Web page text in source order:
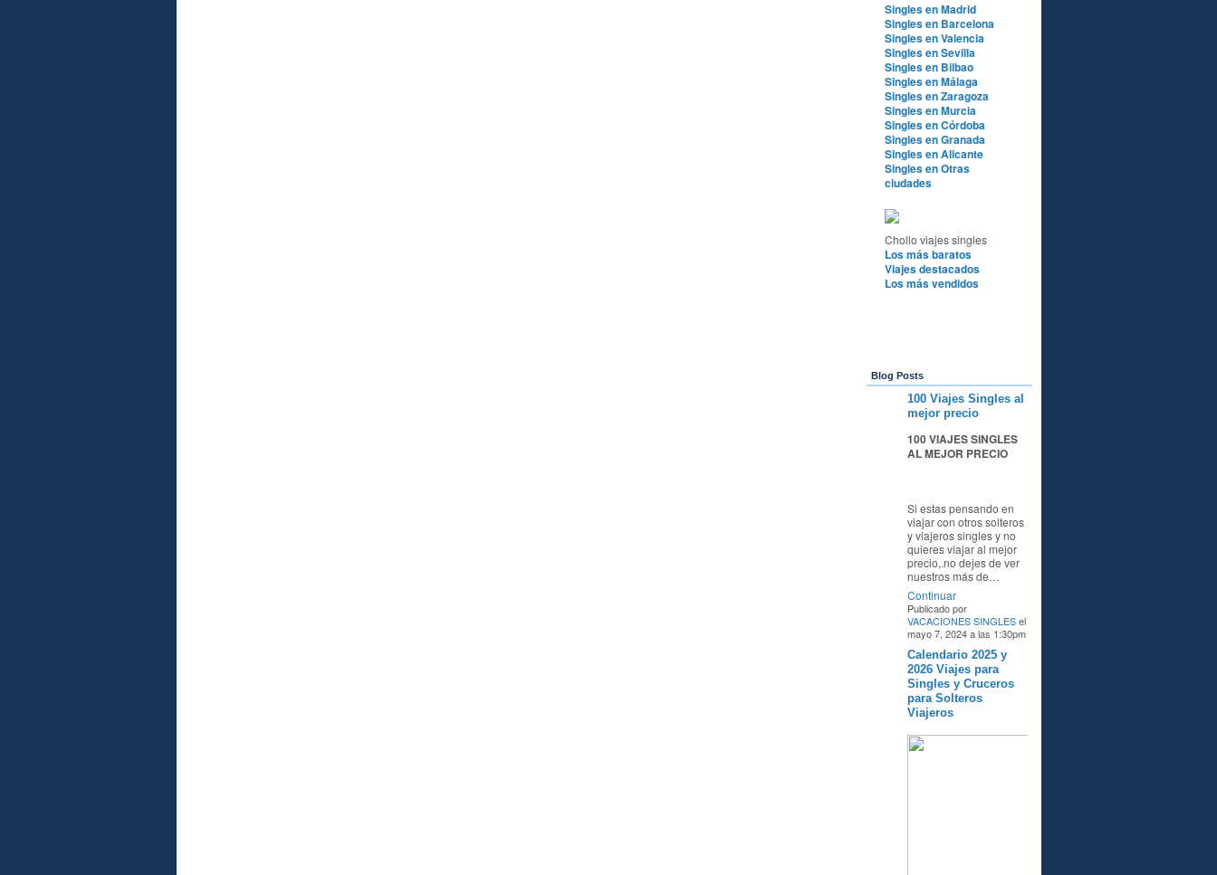
Singles en Madrid
Singles en Barcelona
Singles en Valencia
Singles en Sevilla
Singles en Bilbao
Singles en Málaga
Singles en Zaragoza
Singles en Murcia
Singles en Córdoba
Singles en Granada
Singles en Alicante
Singles en Otras
ciudades
Chollo viajes singles
Los más baratos
Viajes destacados
Los más vendidos
Blog Posts
100 Viajes Singles al
mejor precio
100 VIAJES SINGLES
AL MEJOR PRECIO
Si estas pensando en
viajar con otros solteros
y viajeros singles y no
quieres viajar al mejor
precio,.no dejes de ver
nuestros más de…
Continuar
Publicado por
VACACIONES SINGLESel
mayo 7, 2024 a las 1:30pm
Calendario 2025 y
2026 Viajes para
Singles y Cruceros
para Solteros
Viajeros